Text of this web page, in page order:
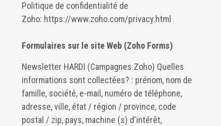
Politique de confidentialité de
Zoho: https://www.zoho.com/privacy.html
Formulaires sur le site Web (Zoho Forms)
Newsletter HARDI (Campagnes Zoho) Quelles
informations sont collectées? : prénom, nom de
famille, société, e-mail, numéro de téléphone,
adresse, ville, état / région / province, code
postal / zip, pays, machine (s) d'intérêt,